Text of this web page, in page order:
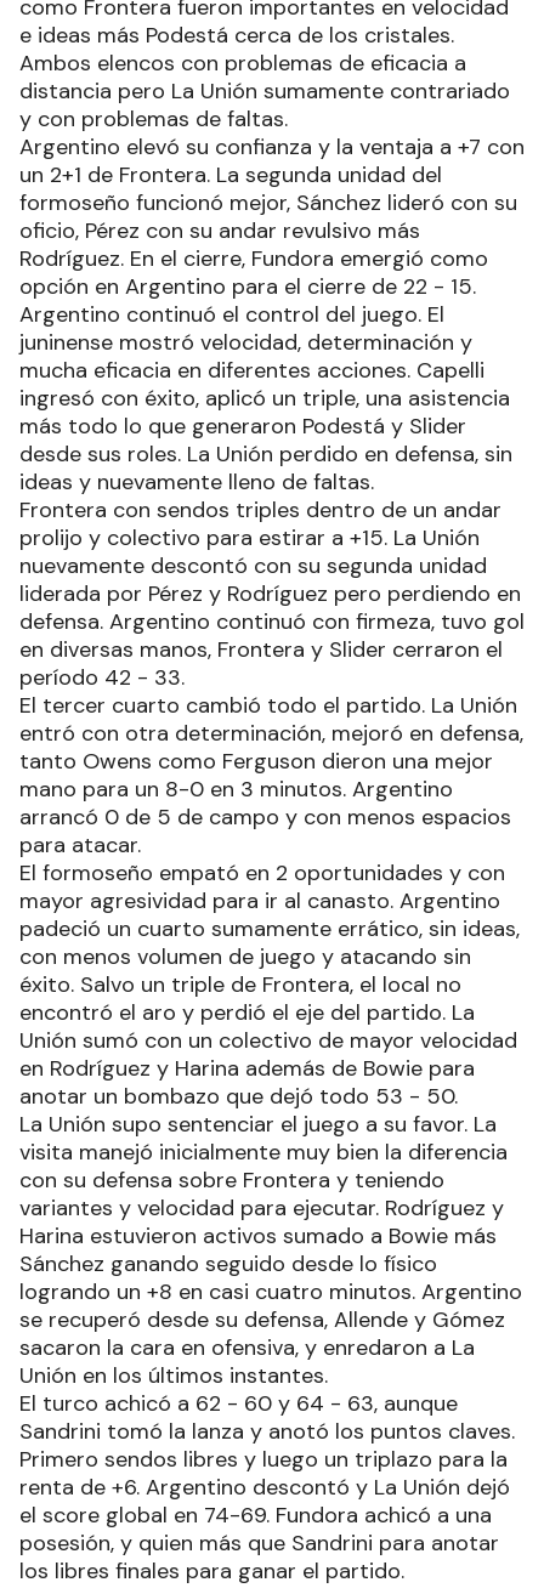
como Frontera fueron importantes en velocidad
e ideas más Podestá cerca de los cristales.
Ambos elencos con problemas de eficacia a
distancia pero La Unión sumamente contrariado
y con problemas de faltas.
Argentino elevó su confianza y la ventaja a +7 con
un 2+1 de Frontera. La segunda unidad del
formoseño funcionó mejor, Sánchez lideró con su
oficio, Pérez con su andar revulsivo más
Rodríguez. En el cierre, Fundora emergió como
opción en Argentino para el cierre de 22 - 15.
Argentino continuó el control del juego. El
juninense mostró velocidad, determinación y
mucha eficacia en diferentes acciones. Capelli
ingresó con éxito, aplicó un triple, una asistencia
más todo lo que generaron Podestá y Slider
desde sus roles. La Unión perdido en defensa, sin
ideas y nuevamente lleno de faltas.
Frontera con sendos triples dentro de un andar
prolijo y colectivo para estirar a +15. La Unión
nuevamente descontó con su segunda unidad
liderada por Pérez y Rodríguez pero perdiendo en
defensa. Argentino continuó con firmeza, tuvo gol
en diversas manos, Frontera y Slider cerraron el
período 42 - 33.
El tercer cuarto cambió todo el partido. La Unión
entró con otra determinación, mejoró en defensa,
tanto Owens como Ferguson dieron una mejor
mano para un 8-0 en 3 minutos. Argentino
arrancó 0 de 5 de campo y con menos espacios
para atacar.
El formoseño empató en 2 oportunidades y con
mayor agresividad para ir al canasto. Argentino
padeció un cuarto sumamente errático, sin ideas,
con menos volumen de juego y atacando sin
éxito. Salvo un triple de Frontera, el local no
encontró el aro y perdió el eje del partido. La
Unión sumó con un colectivo de mayor velocidad
en Rodríguez y Harina además de Bowie para
anotar un bombazo que dejó todo 53 - 50.
La Unión supo sentenciar el juego a su favor. La
visita manejó inicialmente muy bien la diferencia
con su defensa sobre Frontera y teniendo
variantes y velocidad para ejecutar. Rodríguez y
Harina estuvieron activos sumado a Bowie más
Sánchez ganando seguido desde lo físico
logrando un +8 en casi cuatro minutos. Argentino
se recuperó desde su defensa, Allende y Gómez
sacaron la cara en ofensiva, y enredaron a La
Unión en los últimos instantes.
El turco achicó a 62 - 60 y 64 - 63, aunque
Sandrini tomó la lanza y anotó los puntos claves.
Primero sendos libres y luego un triplazo para la
renta de +6. Argentino descontó y La Unión dejó
el score global en 74-69. Fundora achicó a una
posesión, y quien más que Sandrini para anotar
los libres finales para ganar el partido.